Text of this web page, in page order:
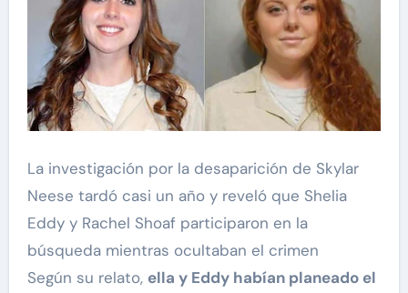
La investigación por la desaparición de Skylar
Neese tardó casi un año y reveló que Shelia
Eddy y Rachel Shoaf participaron en la
búsqueda mientras ocultaban el crimen
Según su relato, ella y Eddy habían planeado el